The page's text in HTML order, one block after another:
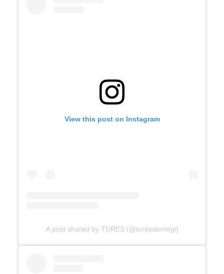
View this post on Instagram
A post shared by TÜRES (@turesdernegi)